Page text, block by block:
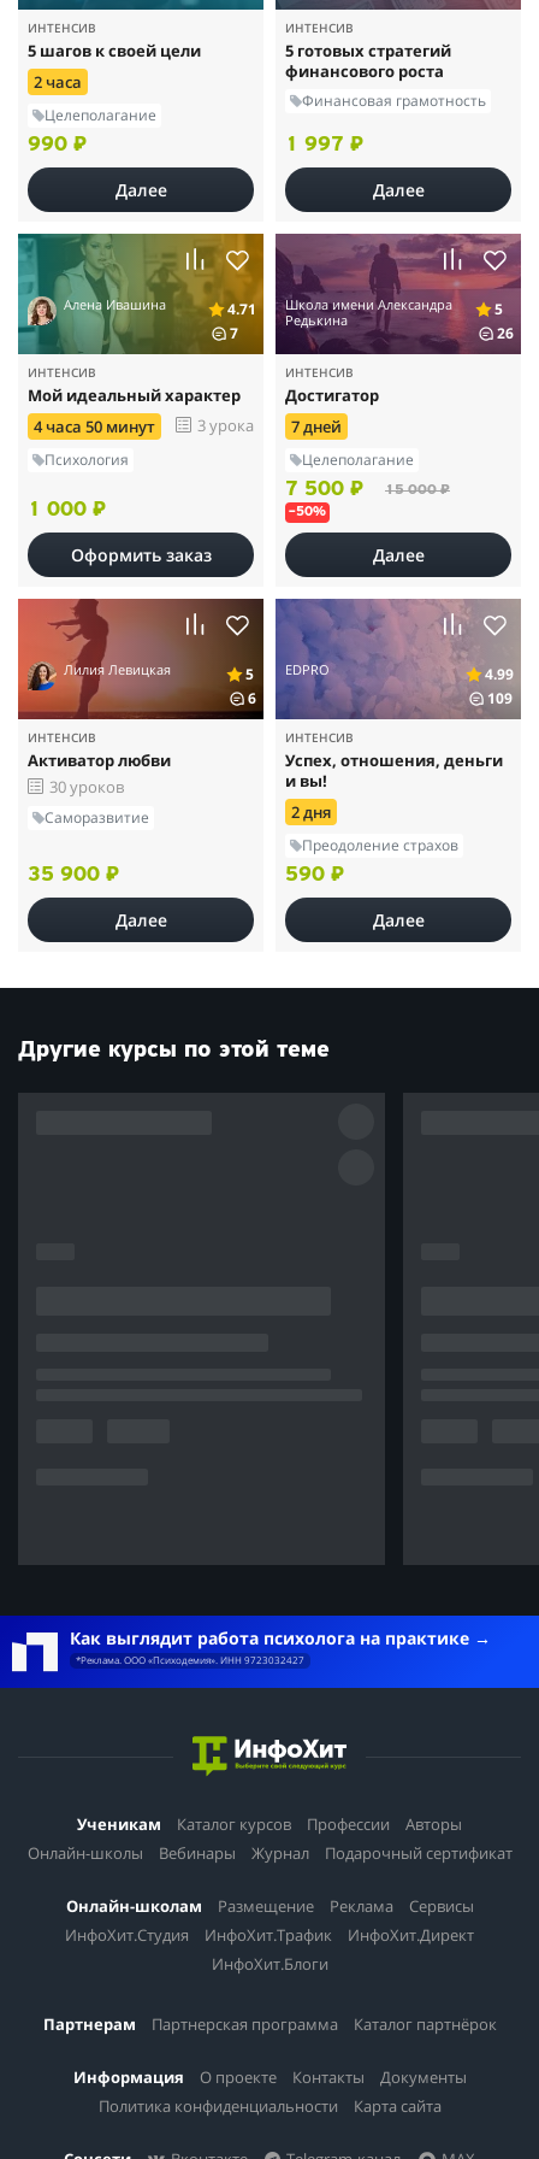
жизнь не изменит, но тренинг дает колоссальное количество
практики и возможностей для вашего изменения.
ИНТЕНСИВ
5 шагов к своей цели
2 часа
Целеполагание
990 ₽
Далее
ИНТЕНСИВ
5 готовых стратегий
финансового роста
Финансовая грамотность
1 997 ₽
Далее
Алена Ивашина
4.71
7
ИНТЕНСИВ
Мой идеальный характер
4 часа 50 минут
3 урока
Психология
1 000 ₽
Оформить заказ
Школа имени Александра
Редькина
5
26
ИНТЕНСИВ
Достигатор
7 дней
Целеполагание
7 500 ₽ 15 000 ₽
–50%
Далее
Лилия Левицкая
5
6
ИНТЕНСИВ
Активатор любви
30 уроков
Саморазвитие
35 900 ₽
Далее
EDPRO
4.99
109
ИНТЕНСИВ
Успех, отношения, деньги
и вы!
2 дня
Преодоление страхов
590 ₽
Далее
Другие курсы по этой теме
Как выглядит работа психолога на практике
*Реклама. ООО «Психодемия». ИНН 9723032427
Ученикам Каталог курсов Профессии
Авторы
Онлайн-школы
Вебинары Журнал Подарочный сертификат
Онлайн-школам Размещение Реклама
Сервисы
ИнфоХит.Студия
ИнфоХит.Трафик
ИнфоХит.Директ
ИнфоХит.Блоги
Партнерам Партнерская программа Каталог партнёрок
Информация О проекте Контакты
Документы
Политика конфиденциальности
Карта сайта